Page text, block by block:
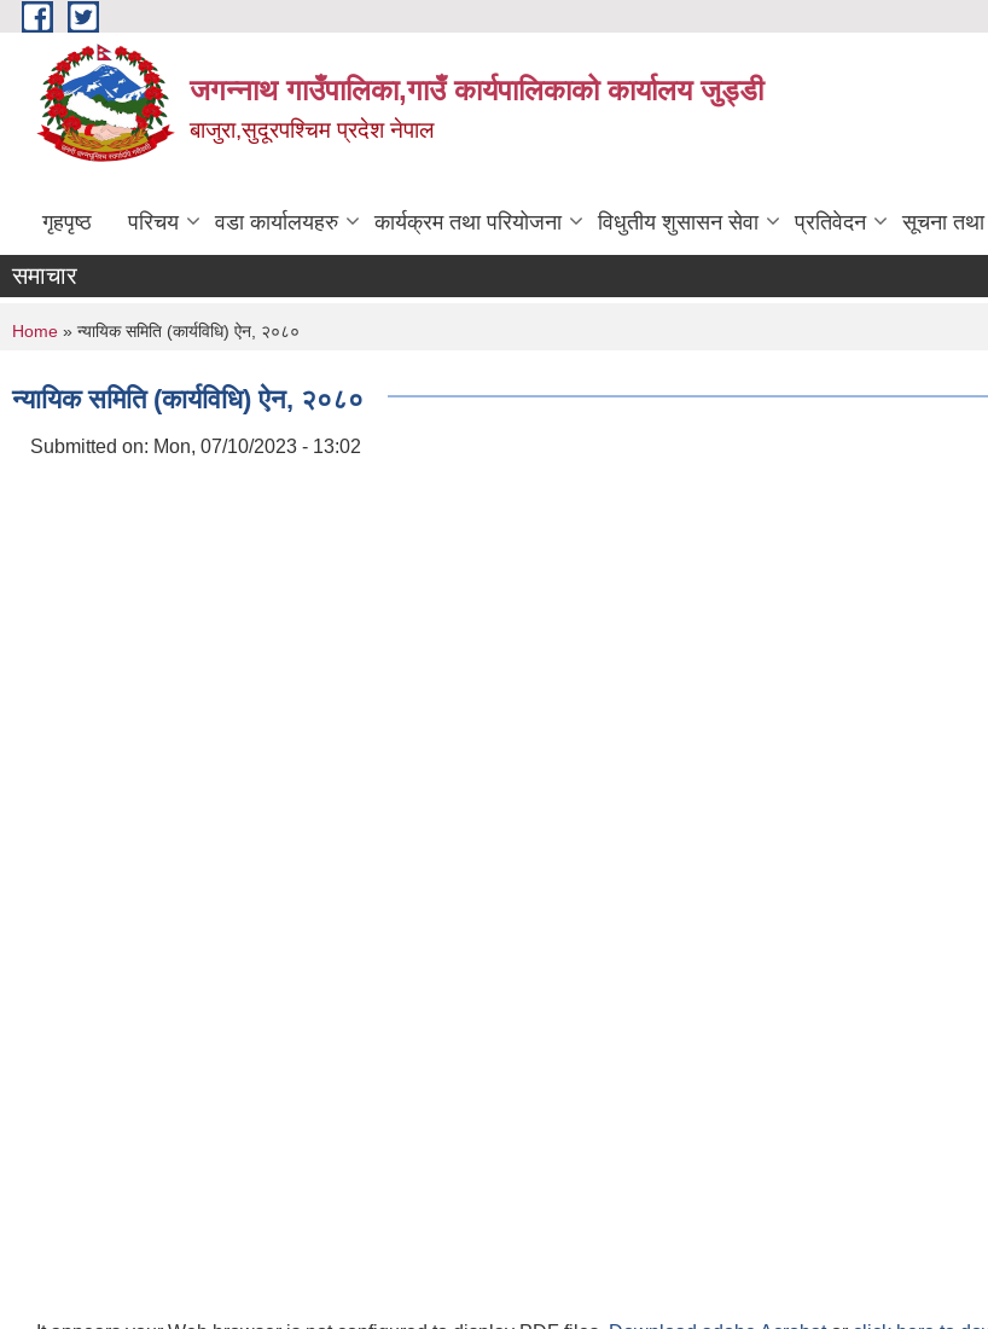
Skip to main content
जगन्नाथ गाउँपालिका,गाउँ कार्यपालिकाको कार्यालय जुड्डी
बाजुरा,सुदूरपश्चिम प्रदेश नेपाल
गृहपृष्ठ परिचय वडा कार्यालयहरु कार्यक्रम तथा परियोजना विधुतीय शुसासन सेवा प्रतिवेदन सूचना तथा
समाचार
You are here
Home » न्यायिक समिति (कार्यविधि) ऐन, २०८०
न्यायिक समिति (कार्यविधि) ऐन, २०८०
Submitted on: Mon, 07/10/2023 - 13:02